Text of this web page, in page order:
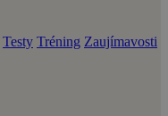
Testy Tréning Zaujímavosti